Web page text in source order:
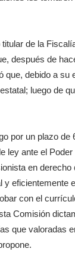
de la
después de
que, debido a
luego de
por un plazo de
ley ante el
en
eficientemente
con el
Comisión
que valoradas